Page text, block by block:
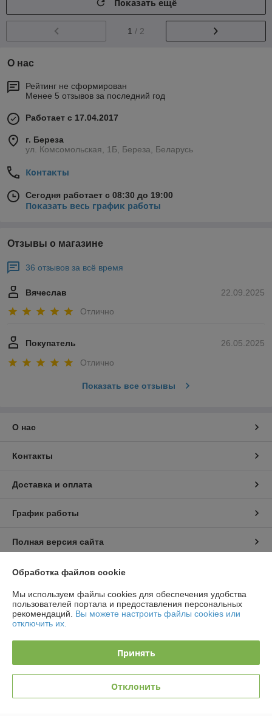
Показать ещё
1 / 2
О нас
Рейтинг не сформирован
Менее 5 отзывов за последний год
Работает с 17.04.2017
г. Береза
ул. Комсомольская, 1Б, Береза, Беларусь
Контакты
Сегодня работает с 08:30 до 19:00
Показать весь график работы
Отзывы о магазине
36 отзывов за всё время
22.09.2025
Вячеслав
Отлично
26.05.2025
Покупатель
Отлично
Показать все отзывы
О нас
Контакты
Доставка и оплата
График работы
Полная версия сайта
Политика обработки cookies
Сайт создан на платформе Deal.by
Юридическое лицо:ООО «АльгенаЛайт»
Обработка файлов cookie
Мы используем файлы cookies для обеспечения удобства
пользователей портала и предоставления персональных
рекомендаций. Вы можете настроить файлы cookies или
отключить их.
Принять
Отклонить